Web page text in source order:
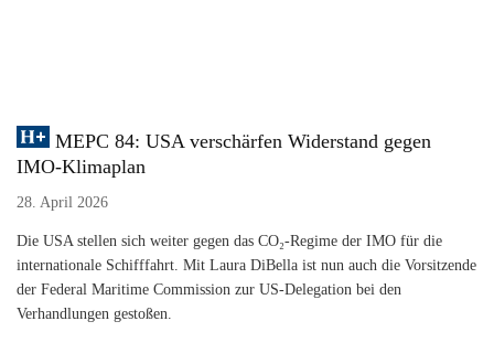
MEPC 84: USA verschärfen Widerstand gegen
IMO-Klimaplan
28. April 2026
Die USA stellen sich weiter gegen das CO₂-Regime der IMO für die
internationale Schifffahrt. Mit Laura DiBella ist nun auch die Vorsitzende
der Federal Maritime Commission zur US-Delegation bei den
Verhandlungen gestoßen.